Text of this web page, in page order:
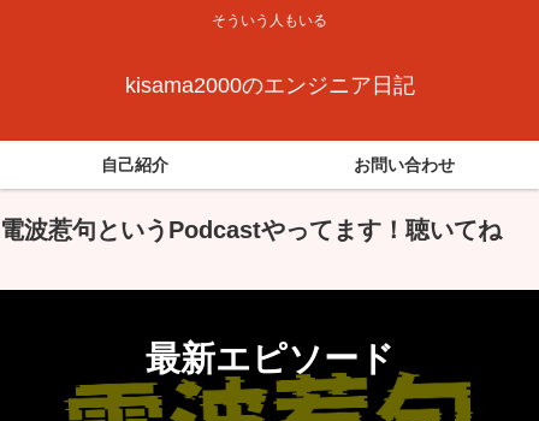
そういう人もいる
kisama2000のエンジニア日記
自己紹介 お問い合わせ
電波惹句というPodcastやってます！聴いてね
最新エピソード